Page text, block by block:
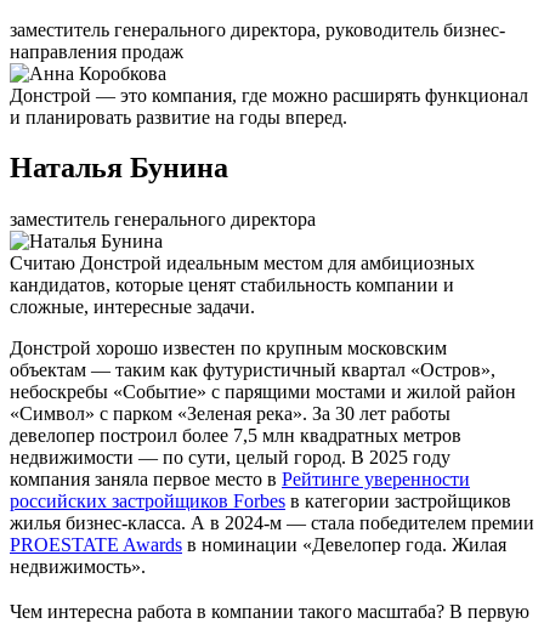
заместитель генерального директора, руководитель бизнес-
направления продаж
Донстрой — это компания, где можно расширять функционал
и планировать развитие на годы вперед.
Наталья Бунина
заместитель генерального директора
Считаю Донстрой идеальным местом для амбициозных
кандидатов, которые ценят стабильность компании и
сложные, интересные задачи.
Донстрой хорошо известен по крупным московским
объектам — таким как футуристичный квартал «Остров»,
небоскребы «Событие» с парящими мостами и жилой район
«Символ» с парком «Зеленая река». За 30 лет работы
девелопер построил более 7,5 млн квадратных метров
недвижимости — по сути, целый город. В 2025 году
компания заняла первое место в Рейтинге уверенности
российских застройщиков Forbes в категории застройщиков
жилья бизнес-класса. А в 2024-м — стала победителем премии
PROESTATE Awards в номинации «Девелопер года. Жилая
недвижимость».
Чем интересна работа в компании такого масштаба? В первую